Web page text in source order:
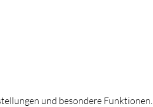
und besondere Funktionen.